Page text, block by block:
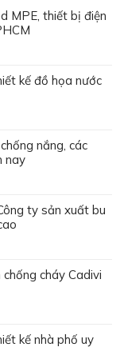
MPE, thiết bị điện
kế đồ họa nước
nắng, các
nay
ty sản xuất bu
cháy Cadivi
kế nhà phố uy